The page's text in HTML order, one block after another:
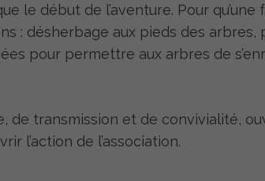
le début de l’aventure. Pour
: désherbage aux pieds des
pour permettre aux arbres de
de transmission et de convivialité,
l’action de l’association.